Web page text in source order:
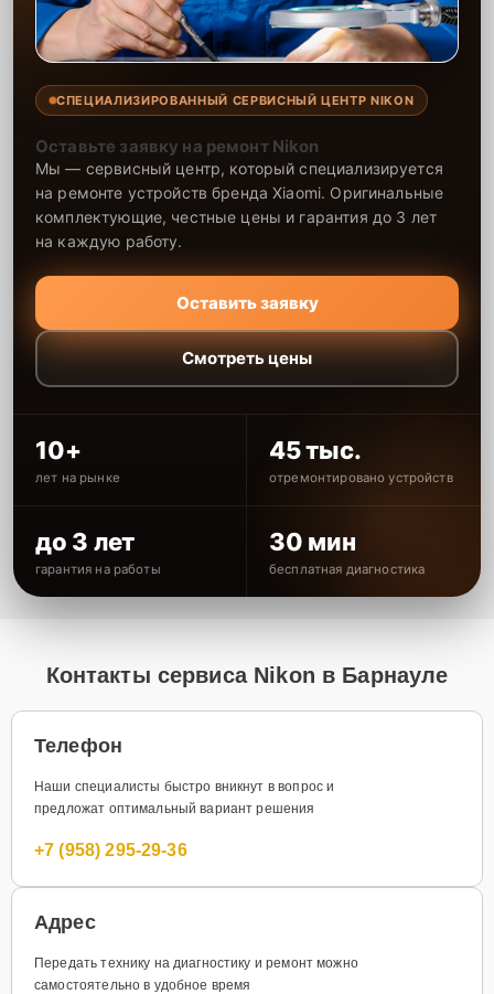
СПЕЦИАЛИЗИРОВАННЫЙ СЕРВИСНЫЙ ЦЕНТР NIKON
Оставьте заявку на ремонт Nikon
Мы — сервисный центр, который специализируется
на ремонте устройств бренда Xiaomi. Оригинальные
комплектующие, честные цены и гарантия до 3 лет
на каждую работу.
Оставить заявку
Смотреть цены
10+
лет на рынке
45 тыс.
отремонтировано устройств
до 3 лет
гарантия на работы
30 мин
бесплатная диагностика
Контакты сервиса Nikon в Барнауле
Телефон
Наши специалисты быстро вникнут в вопрос и
предложат оптимальный вариант решения
+7 (958) 295-29-36
Адрес
Передать технику на диагностику и ремонт можно
самостоятельно в удобное время